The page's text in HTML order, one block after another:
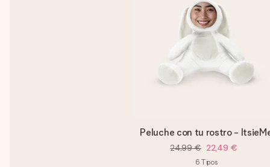
Peluche con tu rostro -
24,99 € 22,49 €
6 Tipos